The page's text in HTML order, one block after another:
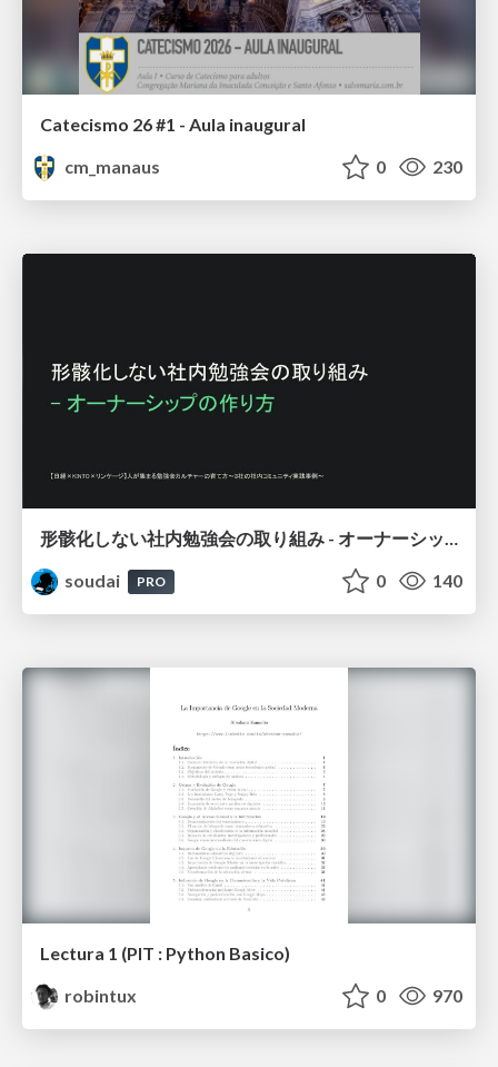
Catecismo 26 #1 - Aula inaugural
cm_manaus
0 230
形骸化しない社内勉強会の取り組み - オーナーシップの作り方 / In-house study session
soudai
PRO 0 140
Lectura 1 (PIT : Python Basico)
robintux
0 970